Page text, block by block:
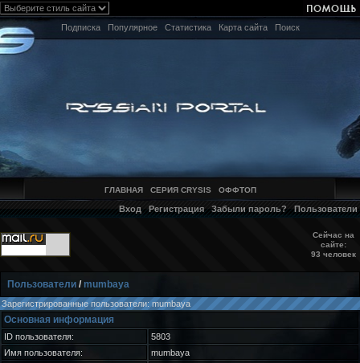
Подписка Популярное Статистика Карта сайта Поиск
ГЛАВНАЯ СЕРИЯ CRYSIS ОФФТОП
Вход Регистрация Забыли пароль? Пользователи
Сейчас на
сайте:
93 человек
Пользователи / mumbaya
Зарегистрированные пользователи: mumbaya
Основная информация
ID пользователя:
5803
Имя пользователя:
mumbaya